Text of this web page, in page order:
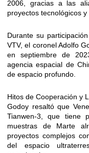
2006, gracias a las
proyectos tecnológicos
Durante su
VTV, el coronel Adolfo
en septiembre de
agencia espacial de
de espacio profundo.
Hitos de Cooperación y
Godoy resaltó que
Tianwen-3, que tiene
muestras de Marte
proyectos complejos
del espacio